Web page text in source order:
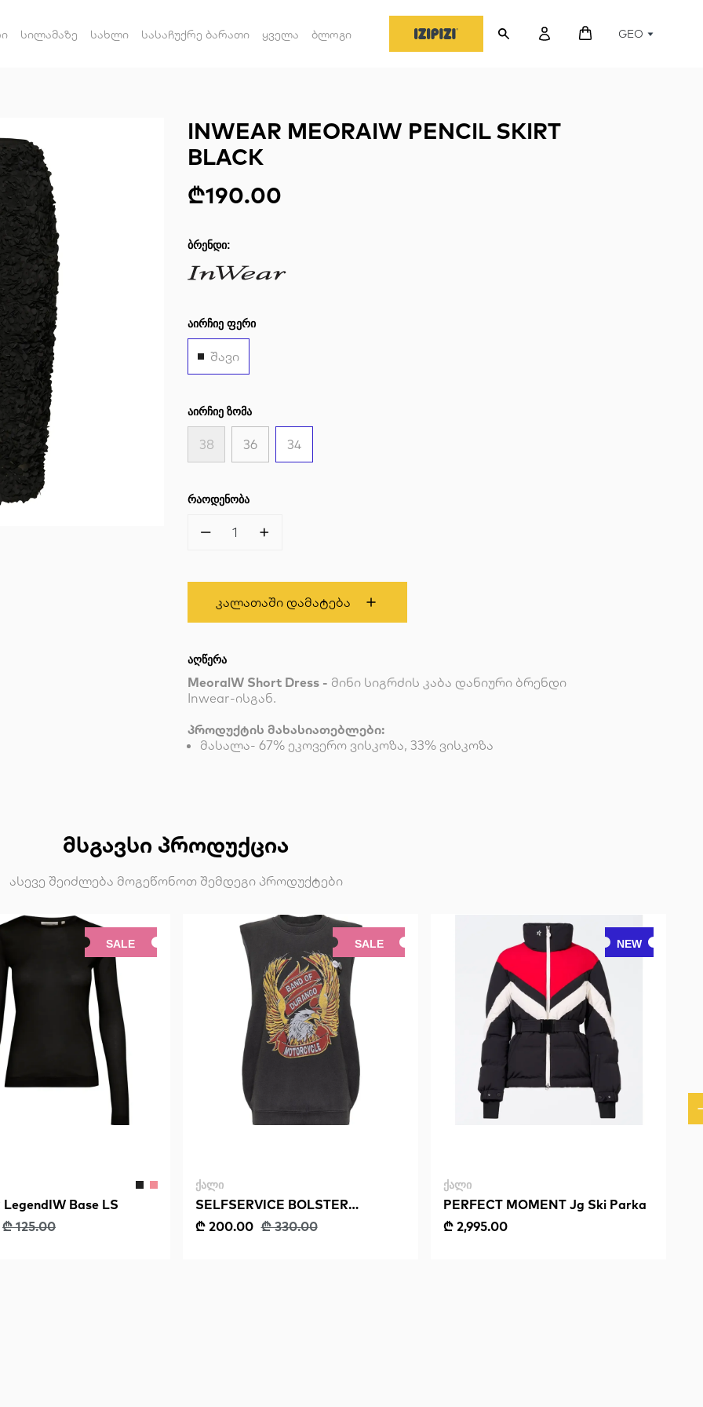
სილამაზე სახლი სასაჩუქრე ბარათი ყველა ბლოგი GEO
INWEAR MEORAIW PENCIL SKIRT
BLACK
₾190.00
ᲑᲠᲔᲜᲓᲘ:
ᲐᲘᲠᲩᲘᲔ ᲤᲔᲠᲘ
შავი
ᲐᲘᲠᲩᲘᲔ ᲖᲝᲛᲐ
38 36 34
ᲠᲐᲝᲓᲔᲜᲝᲑᲐ
1
Კალათაში Დამატება
ᲐᲦᲬᲔᲠᲐ
MeoralW Short Dress - მინი სიგრძის კაბა დანიური ბრენდი
Inwear-ისგან.
პროდუქტის მახასიათებლები:
მასალა- 67% ეკოვერო ვისკოზა, 33% ვისკოზა
ᲛᲡᲒᲐᲕᲡᲘ ᲞᲠᲝᲓᲣᲥᲪᲘᲐ
ასევე შეიძლება მოგეწონოთ შემდეგი პროდუქტები
SALE
Base LS
₾ 125.00
SALE
ᲥᲐᲚᲘ
SELFSERVICE BOLSTER
DURANGO
₾ 200.00 ₾ 330.00
NEW
ᲥᲐᲚᲘ
PERFECT MOMENT Jg Ski Parka
₾ 2,995.00